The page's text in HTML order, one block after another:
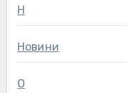
Н
Новини
О